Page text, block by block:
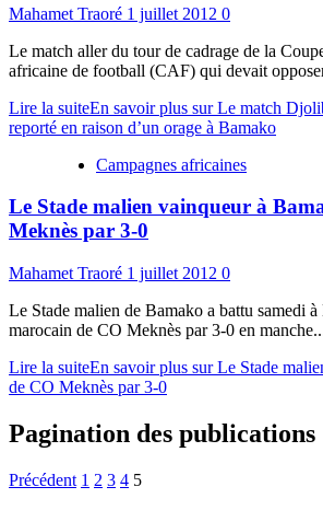
Mahamet Traoré 1 juillet 2012 0
Le match aller du tour de cadrage de la
africaine de football (CAF) qui devait
Lire la suiteEn savoir plus sur Le match
reporté en raison d’un orage à Bamako
Campagnes africaines
Le Stade malien vainqueur à
Meknès par 3-0
Mahamet Traoré 1 juillet 2012 0
Le Stade malien de Bamako a battu samedi
marocain de CO Meknès par 3-0 en
Lire la suiteEn savoir plus sur Le Stade
de CO Meknès par 3-0
Pagination des publications
Précédent 1 2 3 4 5